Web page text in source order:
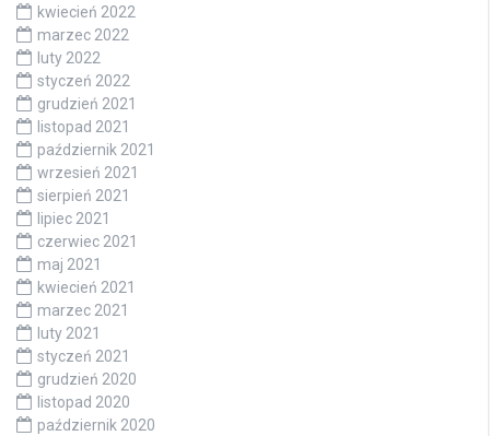
kwiecień 2022
marzec 2022
luty 2022
styczeń 2022
grudzień 2021
listopad 2021
październik 2021
wrzesień 2021
sierpień 2021
lipiec 2021
czerwiec 2021
maj 2021
kwiecień 2021
marzec 2021
luty 2021
styczeń 2021
grudzień 2020
listopad 2020
październik 2020